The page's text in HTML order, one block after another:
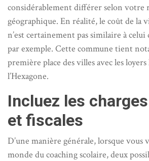
considérablement différer selon votre
géographique. En réalité, le coût de la
n’est certainement pas similaire à
par exemple. Cette commune tient
première place des villes avec les loyers
l’Hexagone.
Incluez les
et fiscales
D’une manière générale, lorsque vous
monde du coaching scolaire, deux